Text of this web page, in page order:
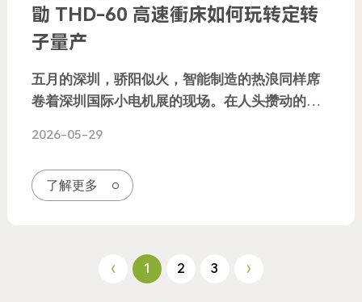
勖 THD-60 高速衝床如何玩转定转
子量产
五月的深圳，骄阳似火，智能制造的热浪同样席
卷着深圳国际小电机展的现场。在人头攒动的展
来自銘勖精密机械的 THD-60 高速精密衝床。
2026-05-29
了解更多
1 2 3